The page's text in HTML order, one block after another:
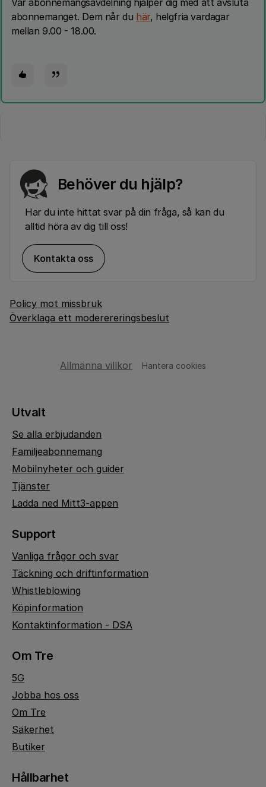
​Vår abonnemangsavdelning hjälper dig med att avsluta
abonnemanget. Dem når du här, helgfria vardagar
mellan 9.00 - 18.00.
Behöver du hjälp?
Har du inte hittat svar på din fråga, så kan du
alltid höra av dig till oss!
Kontakta oss
Policy mot missbruk
Överklaga ett moderereringsbeslut
Allmänna villkor Hantera cookies
Utvalt
Se alla erbjudanden
Familjeabonnemang
Mobilnyheter och guider
Tjänster
Ladda ned Mitt3-appen
Support
Vanliga frågor och svar
Täckning och driftinformation
Whistleblowing
Köpinformation
Kontaktinformation - DSA
Om Tre
5G
Jobba hos oss
Om Tre
Säkerhet
Butiker
Hållbarhet